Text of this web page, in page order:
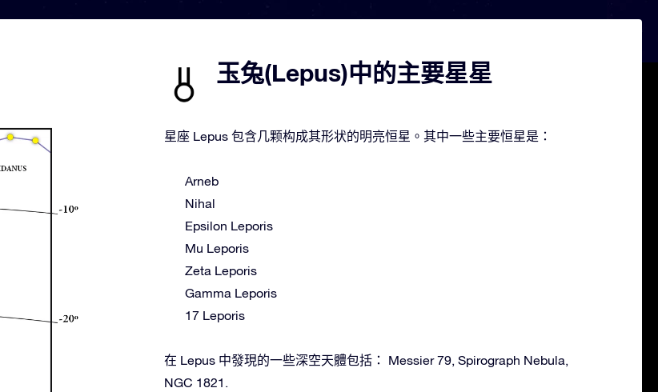
玉兔(Lepus)中的主要星星
星座 Lepus 包含几颗构成其形状的明亮恒星。其中一些主要恒星是：
Arneb
Nihal
Epsilon Leporis
Mu Leporis
Zeta Leporis
Gamma Leporis
17 Leporis
在 Lepus 中發現的一些深空天體包括： Messier 79, Spirograph Nebula,
NGC 1821.